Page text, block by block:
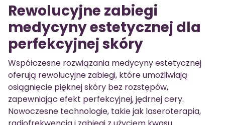
Rewolucyjne zabiegi
medycyny estetycznej dla
perfekcyjnej skóry
Współczesne rozwiązania medycyny estetycznej
oferują rewolucyjne zabiegi, które umożliwiają
osiągnięcie pięknej skóry bez rozstępów,
zapewniając efekt perfekcyjnej, jędrnej cery.
Nowoczesne technologie, takie jak laseroterapia,